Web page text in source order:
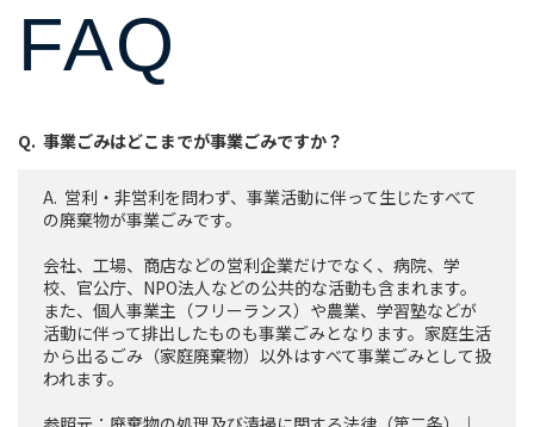
FAQ
事業ごみはどこまでが事業ごみですか？
営利・非営利を問わず、事業活動に伴って生じたすべて
の廃棄物が事業ごみです。
会社、工場、商店などの営利企業だけでなく、病院、学
校、官公庁、NPO法人などの公共的な活動も含まれます。
また、個人事業主（フリーランス）や農業、学習塾などが
活動に伴って排出したものも事業ごみとなります。家庭生活
から出るごみ（家庭廃棄物）以外はすべて事業ごみとして扱
われます。